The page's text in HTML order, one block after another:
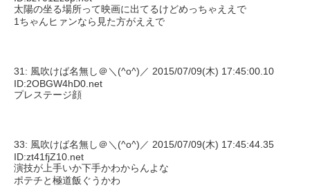
太陽の坐る場所って映画に出てるけどめっちゃええで
1ちゃんヒァンなら見た方がええで
31: 風吹けば名無し＠＼(^o^)／ 2015/07/09(木) 17:45:00.10
ID:2OBGW4hD0.net
プレステージ顔
33: 風吹けば名無し＠＼(^o^)／ 2015/07/09(木) 17:45:44.35
ID:zt41fjZ10.net
演技が上手いか下手かわからんよな
ポテチと極道飯ぐうかわ